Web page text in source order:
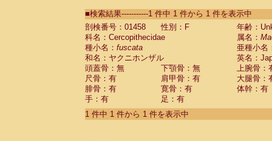
CebidaeSaguinus labiatus(0)
Cebidae Saguinus leucopus (0)
CebidaeSaguinus midas
Cebidae
CebidaeSaguinus nigricollis (1)
Cebidae Saguinus oedipus
Cebidae Saguinus weddelli
Cebidae Saguinusspp.
Cebidae Aotus trivirgatus
Cebidae Cebus albifrons
■検索結果-----------1 件中 1 件から 1 件を表示中
剖検番号：01458
性別：F
年齢：
科名：Cercopithecidae
属名：
種小名： fuscata
亜種小名
和名：ヤクニホンザル
英名：
頭蓋骨：無
下顎骨：無
上腕骨：
尺骨：有
肩甲骨：有
大腿骨：
腓骨：有
寛骨：有
体幹：有
手：有
足：有
1 件中 1 件から 1 件を表示中